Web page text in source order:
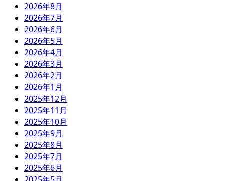
2026年8月
2026年7月
2026年6月
2026年5月
2026年4月
2026年3月
2026年2月
2026年1月
2025年12月
2025年11月
2025年10月
2025年9月
2025年8月
2025年7月
2025年6月